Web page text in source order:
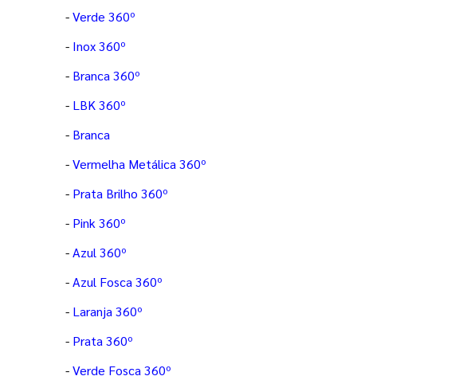
-Verde 360º
- Inox 360º
- Branca 360º
- LBK 360º
- Branca
-Vermelha Metálica 360º
- Prata Brilho 360º
- Pink 360º
-Azul 360º
-Azul Fosca 360º
- Laranja 360º
- Prata 360º
-Verde Fosca 360º